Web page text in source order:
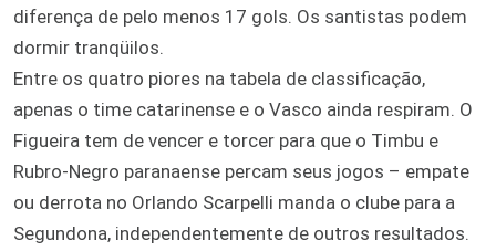
diferença de pelo menos 17 gols. Os santistas podem
dormir tranqüilos.
Entre os quatro piores na tabela de classificação,
apenas o time catarinense e o Vasco ainda respiram. O
Figueira tem de vencer e torcer para que o Timbu e
Rubro-Negro paranaense percam seus jogos – empate
ou derrota no Orlando Scarpelli manda o clube para a
Segundona, independentemente de outros resultados.